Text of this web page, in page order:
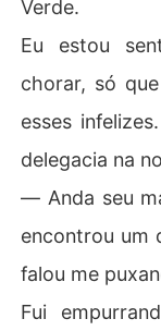
Verde.
Eu estou
chorar, só
esses
delegacia na
― Anda seu
encontrou um
falou me
Fui